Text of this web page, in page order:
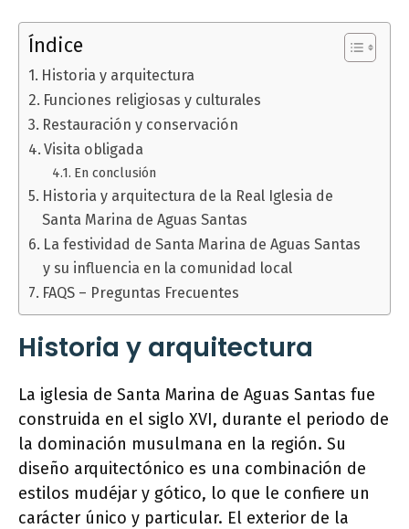
Índice
Historia y arquitectura
Funciones religiosas y culturales
Restauración y conservación
Visita obligada
En conclusión
Historia y arquitectura de la Real Iglesia de
Santa Marina de Aguas Santas
La festividad de Santa Marina de Aguas Santas
y su influencia en la comunidad local
FAQS – Preguntas Frecuentes
Historia y arquitectura
La iglesia de Santa Marina de Aguas Santas fue
construida en el siglo XVI, durante el periodo de
la dominación musulmana en la región. Su
diseño arquitectónico es una combinación de
estilos mudéjar y gótico, lo que le confiere un
carácter único y particular. El exterior de la